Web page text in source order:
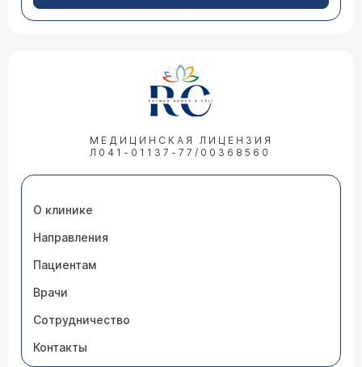
МЕДИЦИНСКАЯ ЛИЦЕНЗИЯ
Л041-01137-77/00368560
О клинике
Направления
Пациентам
Врачи
Сотрудничество
Контакты